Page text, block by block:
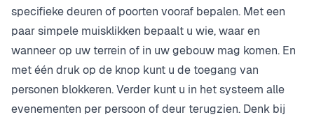
specifieke deuren of poorten vooraf bepalen. Met een
paar simpele muisklikken bepaalt u wie, waar en
wanneer op uw terrein of in uw gebouw mag komen. En
met één druk op de knop kunt u de toegang van
personen blokkeren. Verder kunt u in het systeem alle
evenementen per persoon of deur terugzien. Denk bij